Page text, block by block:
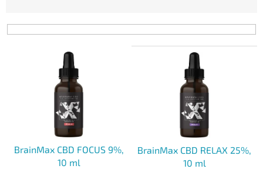
p
BrainMax CBD FOCUS 9%,
10 ml
BrainMax CBD RELAX 25%,
10 ml